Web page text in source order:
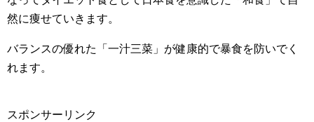
然に痩せていきます。
バランスの優れた「一汁三菜」が健康的で暴食を防いでく
れます。
スポンサーリンク